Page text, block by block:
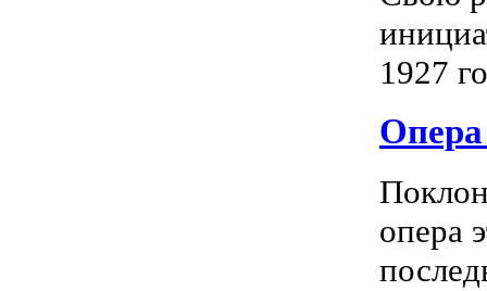
1927
Опера
опера